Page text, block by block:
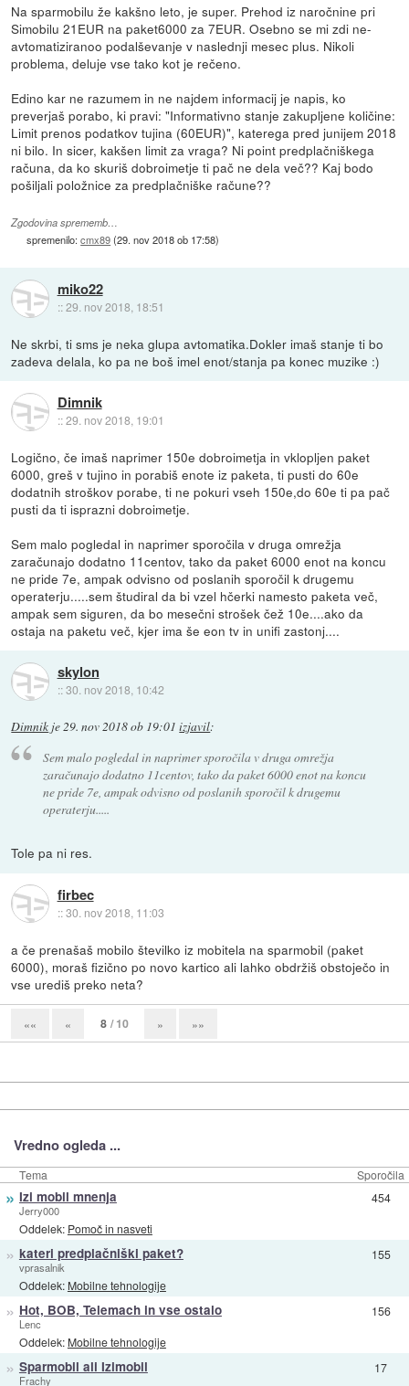
Na sparmobilu že kakšno leto, je super. Prehod iz naročnine pri
Simobilu 21EUR na paket6000 za 7EUR. Osebno se mi zdi ne-
avtomatiziranoo podalševanje v naslednji mesec plus. Nikoli
problema, deluje vse tako kot je rečeno.
Edino kar ne razumem in ne najdem informacij je napis, ko
preverjaš porabo, ki pravi: "Informativno stanje zakupljene količine:
Limit prenos podatkov tujina (60EUR)", katerega pred junijem 2018
ni bilo. In sicer, kakšen limit za vraga? Ni point predplačniškega
računa, da ko skuriš dobroimetje ti pač ne dela več?? Kaj bodo
pošiljali položnice za predplačniške račune??
Zgodovina sprememb…
spremenilo:cmx89(29. nov 2018 ob 17:58)
miko22
::29. nov 2018, 18:51
Ne skrbi, ti sms je neka glupa avtomatika.Dokler imaš stanje ti bo
zadeva delala, ko pa ne boš imel enot/stanja pa konec muzike :)
Dimnik
::29. nov 2018, 19:01
Logično, če imaš naprimer 150e dobroimetja in vklopljen paket
6000, greš v tujino in porabiš enote iz paketa, ti pusti do 60e
dodatnih stroškov porabe, ti ne pokuri vseh 150e,do 60e ti pa pač
pusti da ti isprazni dobroimetje.
Sem malo pogledal in naprimer sporočila v druga omrežja
zaračunajo dodatno 11centov, tako da paket 6000 enot na koncu
ne pride 7e, ampak odvisno od poslanih sporočil k drugemu
operaterju.....sem študiral da bi vzel hčerki namesto paketa več,
ampak sem siguren, da bo mesečni strošek čež 10e....ako da
ostaja na paketu več, kjer ima še eon tv in unifi zastonj....
skylon
::30. nov 2018, 10:42
Dimnik je29. nov 2018 ob 19:01 izjavil:
Sem malo pogledal in naprimer sporočila v druga omrežja
zaračunajo dodatno 11centov, tako da paket 6000 enot na koncu
ne pride 7e, ampak odvisno od poslanih sporočil k drugemu
operaterju.....
Tole pa ni res.
firbec
::30. nov 2018, 11:03
a če prenašaš mobilo številko iz mobitela na sparmobil (paket
6000), moraš fizično po novo kartico ali lahko obdržiš obstoječo in
vse urediš preko neta?
«« « 8 / 10 » »»
Vredno ogleda ...
Tema Sporočila
» Izi mobil mnenja
Jerry000
Oddelek: Pomoč in nasveti
454
» kateri predplačniški paket?
vprasalnik
Oddelek: Mobilne tehnologije
155
» Hot, BOB, Telemach in vse ostalo
Lenc
Oddelek: Mobilne tehnologije
156
» Sparmobil ali Izimobil
Frachy
17